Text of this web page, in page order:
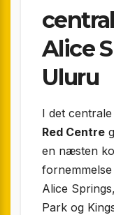
Alice
Uluru
I det
Red Centre
en næsten
Alice
Park og